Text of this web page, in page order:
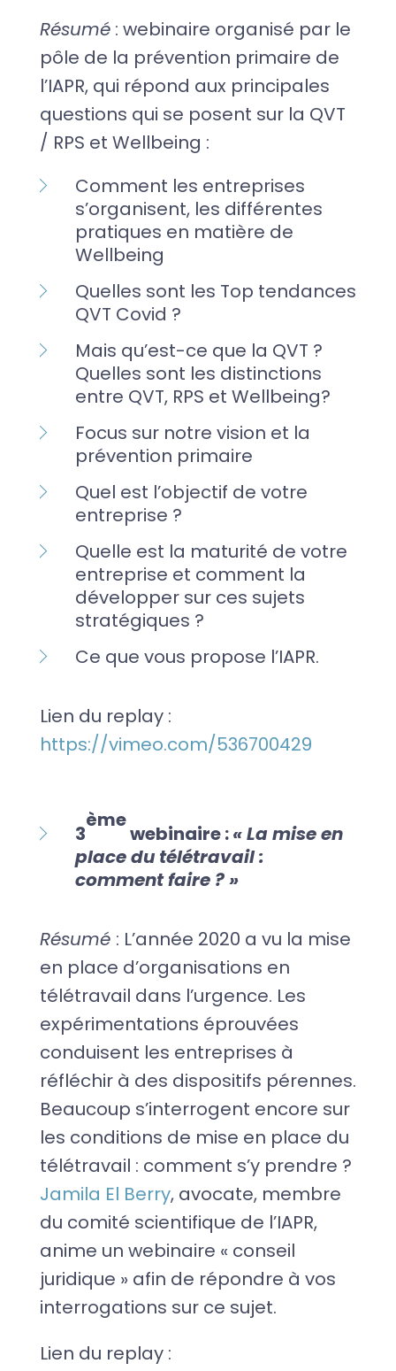
Résumé: webinaire organisé par le
pôle de la prévention primaire de
l’IAPR, qui répond aux principales
questions qui se posent sur la QVT
/ RPS et Wellbeing :
Comment les entreprises
s’organisent, les différentes
pratiques en matière de
Wellbeing
Quelles sont les Top tendances
QVT Covid ?
Mais qu’est-ce que la QVT ?
Quelles sont les distinctions
entre QVT, RPS et Wellbeing?
Focus sur notre vision et la
prévention primaire
Quel est l’objectif de votre
entreprise ?
Quelle est la maturité de votre
entreprise et comment la
développer sur ces sujets
stratégiques ?
Ce que vous propose l’IAPR.
Lien du replay :
https://vimeo.com/536700429
3
ème
webinaire :« La mise en
place du télétravail :
comment faire ? »
Résumé : L’année 2020 a vu la mise
en place d’organisations en
télétravail dans l’urgence. Les
expérimentations éprouvées
conduisent les entreprises à
réfléchir à des dispositifs pérennes.
Beaucoup s’interrogent encore sur
les conditions de mise en place du
télétravail : comment s’y prendre ?
Jamila El Berry, avocate, membre
du comité scientifique de l’IAPR,
anime un webinaire « conseil
juridique » afin de répondre à vos
interrogations sur ce sujet.
Lien du replay :